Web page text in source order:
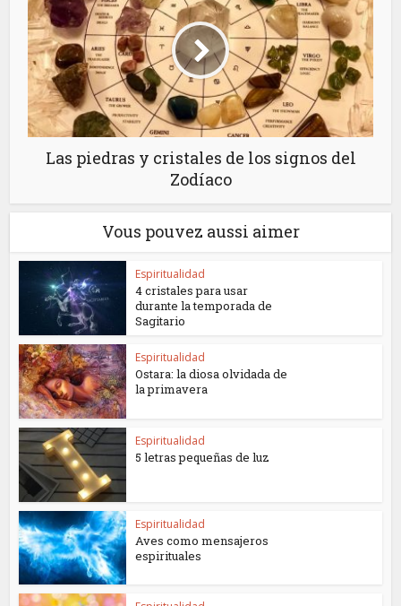
Las piedras y cristales de los signos del
Zodíaco
Vous pouvez aussi aimer
Espiritualidad
4 cristales para usar
durante la temporada de
Sagitario
Espiritualidad
Ostara: la diosa olvidada de
la primavera
Espiritualidad
5 letras pequeñas de luz
Espiritualidad
Aves como mensajeros
espirituales